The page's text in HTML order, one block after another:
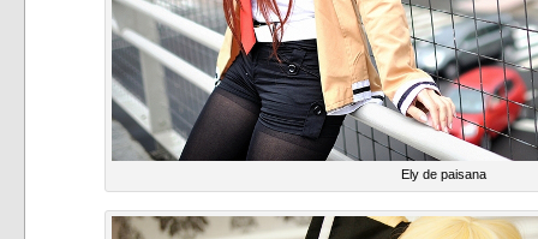
Ely de paisana